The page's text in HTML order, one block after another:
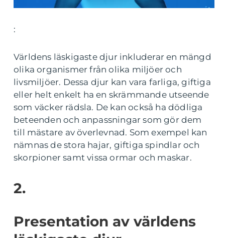
:
Världens läskigaste djur inkluderar en mängd
olika organismer från olika miljöer och
livsmiljöer. Dessa djur kan vara farliga, giftiga
eller helt enkelt ha en skrämmande utseende
som väcker rädsla. De kan också ha dödliga
beteenden och anpassningar som gör dem
till mästare av överlevnad. Som exempel kan
nämnas de stora hajar, giftiga spindlar och
skorpioner samt vissa ormar och maskar.
2.
Presentation av världens